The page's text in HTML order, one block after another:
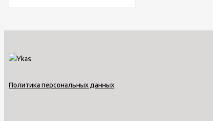
Политика персональных данных